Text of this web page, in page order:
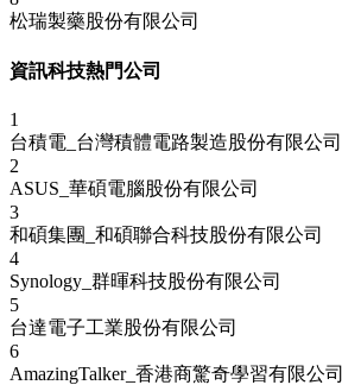
松瑞製藥股份有限公司
資訊科技熱門公司
1
台積電_台灣積體電路製造股份有限公司
2
ASUS_華碩電腦股份有限公司
3
和碩集團_和碩聯合科技股份有限公司
4
Synology_群暉科技股份有限公司
5
台達電子工業股份有限公司
6
AmazingTalker_香港商驚奇學習有限公司